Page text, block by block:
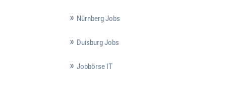
Nürnberg Jobs
Duisburg Jobs
Jobbörse IT